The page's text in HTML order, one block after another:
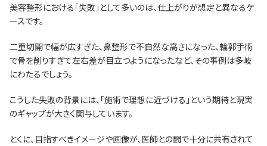
美容整形における「失敗」として多いのは、仕上がりが想定と異なるケ
ースです。
二重切開で幅が広すぎた、鼻整形で不自然な高さになった、輪郭手術
で骨を削りすぎて左右差が目立つようになったなど、その事例は多岐
にわたるでしょう。
こうした失敗の背景には、「施術で理想に近づける」という期待と現実
のギャップが大きく関与しています。
とくに、目指すべきイメージや画像が、医師との間で十分に共有されて